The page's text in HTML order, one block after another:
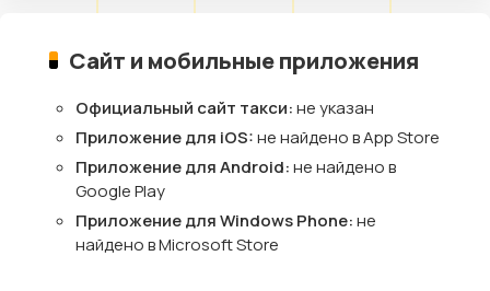
Сайт и мобильные приложения
Официальный сайт такси:не указан
Приложение для iOS:не найдено в App Store
Приложение для Android:не найдено в
Google Play
Приложение для Windows Phone:не
найдено в Microsoft Store